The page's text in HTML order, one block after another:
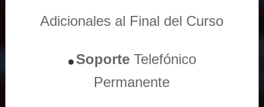
Adicionales al Final del Curso
Soporte Telefónico
Permanente